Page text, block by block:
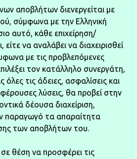
αποβλήτων διενεργείται με
σύμφωνα με την Ελληνική
αυτό, κάθε επιχείρηση/
να αναλάβει να διαχειρισθεί
με τις προβλεπόμενες
τον κατάλληλο συνεργάτη,
τις άδειες, ασφαλίσεις και
λύσεις, θα προβεί στην
δέουσα διαχείριση,
παραγωγό τα απαραίτητα
των αποβλήτων του.
σε θέση να προσφέρει τις